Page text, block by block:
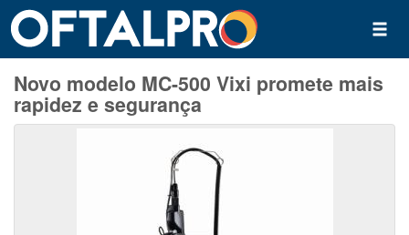
Novo modelo MC-500 Vixi promete mais
rapidez e segurança